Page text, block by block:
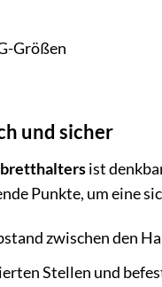
Größen
und sicher
ist
Punkte, um eine
zwischen den
Stellen und